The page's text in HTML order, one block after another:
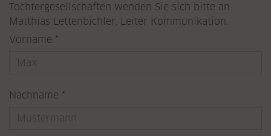
Tochtergesellschaften wenden Sie sich bitte an
Matthias Lettenbichler, Leiter Kommunikation.
Pflichtfeld
Vorname *
Pflichtfeld
Nachname *